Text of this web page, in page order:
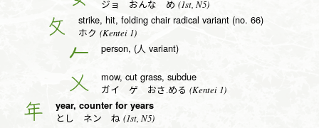
ジョ おんな め (1st, N5)
攵 strike, hit, folding chair radical variant (no. 66)
ホク (Kentei 1)
𠂉 person, (人 variant)
乂 mow, cut grass, subdue
ガイ ゲ おさ.める (Kentei 1)
年 year, counter for years
とし ネン ね (1st, N5)